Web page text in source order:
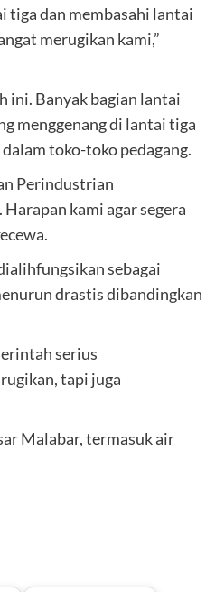
tiga dan membasahi lantai
merugikan kami,”
ini. Banyak bagian lantai
menggenang di lantai tiga
toko-toko pedagang.
Perindustrian
kami agar segera
sebagai
drastis dibandingkan
serius
tapi juga
Malabar, termasuk air